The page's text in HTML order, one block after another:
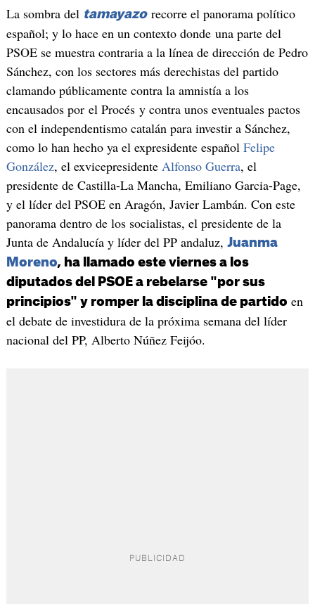
La sombra del tamayazorecorre el panorama político
español; y lo hace en un contexto donde una parte del
PSOE se muestra contraria a la línea de dirección de Pedro
Sánchez, con los sectores más derechistas del partido
clamando públicamente contra la amnistía a los
encausados por el Procés y contra unos eventuales pactos
con el independentismo catalán para investir a Sánchez,
como lo han hecho ya el expresidente español Felipe
González, el exvicepresidente Alfonso Guerra, el
presidente de Castilla-La Mancha, Emiliano Garcia-Page,
y el líder del PSOE en Aragón, Javier Lambán. Con este
panorama dentro de los socialistas, el presidente de la
Junta de Andalucía y líder del PP andaluz, Juanma
Moreno, ha llamado este viernes a los
diputados del PSOE a rebelarse "por sus
principios" y romper la disciplina de partido en
el debate de investidura de la próxima semana del líder
nacional del PP, Alberto Núñez Feijóo.